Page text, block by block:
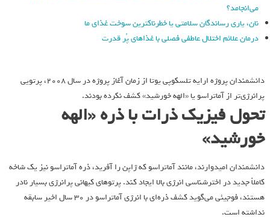
می‌انجامد؟
نان، یاری رساندگان سلامتی یا خطرناکترین سوخت غذای ما
درمان علائم اختلال عاطفی فصلی با غذاهای پُر قدرت
دانشمندان پروژه ارایه تلسکوپی یوتا از زمان آغاز پروژه در سال ۲۰۰۸، پرتویی
پرانرژی‌تر از آماتراسو یا «الهه خورشید» کشف نکرده بودند.
تحول فیزیک ذرات با ذره «الهه
خورشید»
دانشمندان امیدوارند، مانند آماتراسو که ژاپن را آفرید، ذره آماتراسو نیز یک شاخه
کاملاً جدید در اخترشناسی انرژی بالا ایجاد کند. پرتوهای کیهانی پرانرژی بسیار نادر
هستند، فوجیئی می‌گوید کشف ذره‌ای با انرژی آماتراسو در 30 سال اخیر سابقه
نداشته است.